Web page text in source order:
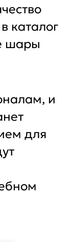
каталог
шары
и
для